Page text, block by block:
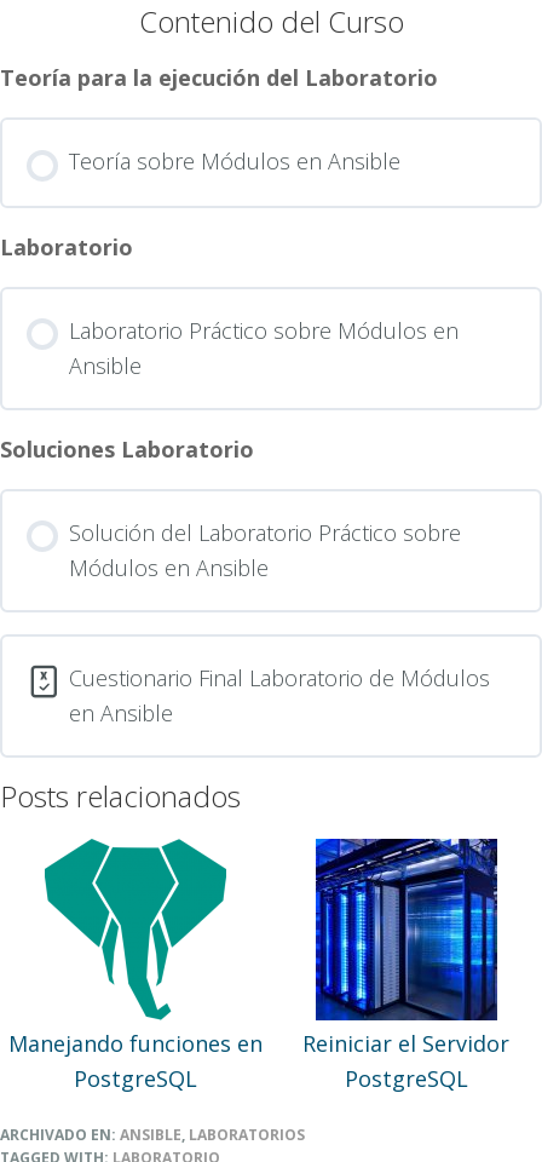
Contenido del Curso
Teoría para la ejecución del Laboratorio
Teoría sobre Módulos en Ansible
Laboratorio
Laboratorio Práctico sobre Módulos en
Ansible
Soluciones Laboratorio
Solución del Laboratorio Práctico sobre
Módulos en Ansible
Cuestionario Final Laboratorio de Módulos
en Ansible
Posts relacionados
Manejando funciones en
PostgreSQL
Reiniciar el Servidor
PostgreSQL
ARCHIVADO EN: ANSIBLE, LABORATORIOS
TAGGED WITH: LABORATORIO